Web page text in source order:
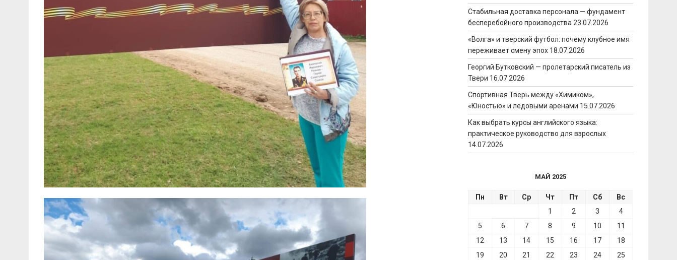
Стабильная доставка персонала — фундамент
бесперебойного производства 23.07.2026
«Волга» и тверский футбол: почему клубное имя
переживает смену эпох 18.07.2026
Георгий Бутковский — пролетарский писатель из
Твери 16.07.2026
Спортивная Тверь между «Химиком»,
«Юностью» и ледовыми аренами 15.07.2026
Как выбрать курсы английского языка:
практическое руководство для взрослых
14.07.2026
МАЙ 2025
Пн Вт Ср Чт Пт Сб
Вс
1
2 3
4
5
6 7 8 9 10
11
12
13 14 15 16 17
18
19
20 21 22 23 24
25